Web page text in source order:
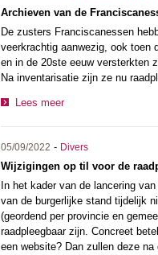
Archieven van de
De zusters Franciscanessen
veerkrachtig aanwezig, ook toen
en in de 20ste eeuw versterkten
Na inventarisatie zijn ze nu
Lees meer
05/09/2022 - Divers
Wijzigingen op til voor de
In het kader van de lancering
van de burgerlijke stand tijdelijk
(geordend per provincie en
raadpleegbaar zijn. Concreet
een website? Dan zullen deze